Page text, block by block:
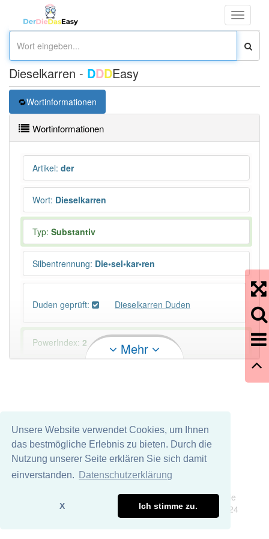
Unsere Website verwendet Cookies, um Ihnen
das bestmögliche Erlebnis zu bieten. Durch die
Nutzung unserer Seite erklären Sie sich damit
einverstanden.
Datenschutzerklärung
X Ich stimme zu.
Toggle
Dieselkarren - DDDEasy
Wortinformationen
Wortinformationen
Artikel: der
Wort: Dieselkarren
Typ: Substantiv
Silbentrennung: Die•sel•kar•ren
Duden geprüft: Dieselkarren Duden
PowerIndex: 2
Wörter mit Endung -dieselkarren
aber mit einem
anderen Artikelder: 0
97% unserer Spielapp-Nutzer haben den Artikel
Mehr
Wir übernehmen keine Garantie und keine Haftung für die
Richtigkeit und Vollständigkeit dieser Seite. DDDEasy 2024